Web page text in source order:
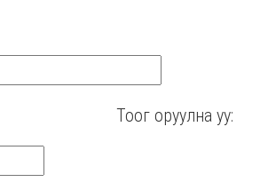
Тоог оруулна уу: